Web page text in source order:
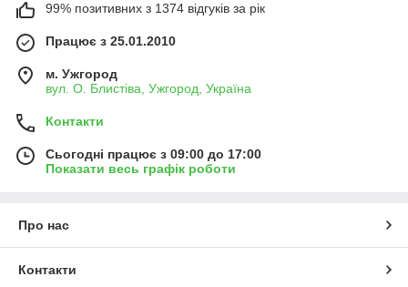
99% позитивних з 1374 відгуків за рік
Працює з 25.01.2010
м. Ужгород
вул. О. Блистіва, Ужгород, Україна
Контакти
Сьогодні працює з 09:00 до 17:00
Показати весь графік роботи
Про нас
Контакти